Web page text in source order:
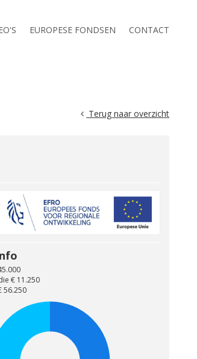
EUROPESE FONDSEN CONTACT
Terug naar overzicht
€ 11.250
56.250